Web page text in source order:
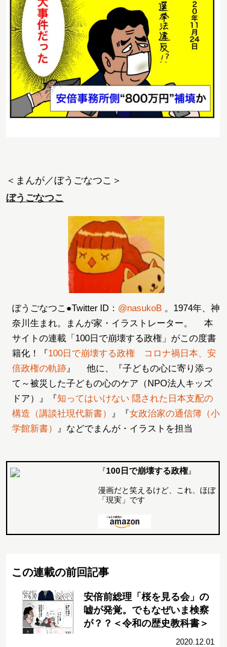
ぼうごなつこ
ぼうごなつこ●Twitter ID： @nasukoB 。1974年、神
奈川生まれ。まんが家・イラストレーター。 本
サイトの連載「100日で崩壊する政権」がこの度書
籍化！『100日で崩壊する政権 コロナ禍日本、安
倍政権の軌跡 』 他に、『子どもの心に寄り添っ
て～被災した子どもの心のケア（NPO法人キッズ
ドア）』『知ってはいけない 隠された日本支配の
構造（講談社現代新書）
』『女政治家の通信簿（小
学館新書）
』などでまんが・イラストを担当
『100日で崩壊する政権』
漫画だと笑えるけど、これ、ほぼ
「現実」です
この連載の前回記事
安倍前総理「桜を見る会」の
嘘が発覚。でもなぜいま検察
が？？＜令和の歴史教科書＞
2020.12.01